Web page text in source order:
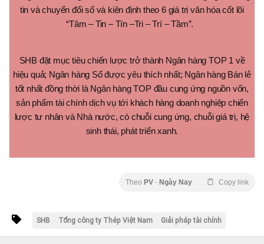
tin và chuyển đổi số và kiên định theo 6 giá trị văn hóa cốt lõi
“Tâm – Tin – Tín –Tri – Trí – Tầm”.
SHB đặt mục tiêu chiến lược trở thành Ngân hàng TOP 1 về
hiệu quả; Ngân hàng Số được yêu thích nhất; Ngân hàng Bán lẻ
tốt nhất đồng thời là Ngân hàng TOP đầu cung ứng nguồn vốn,
sản phẩm tài chính dịch vụ tới khách hàng doanh nghiệp chiến
lược tư nhân và Nhà nước, có chuỗi cung ứng, chuỗi giá trị, hệ
sinh thái, phát triển xanh.
Theo PV - Ngày Nay Copy link
SHB Tổng công ty Thép Việt Nam Giải pháp tài chính